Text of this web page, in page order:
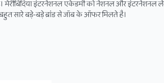
इंटरनेशनल एकेडमी को नेशनल और इंटरनेशनल
सारे बड़े-बड़े ब्रांड से जॉब के ऑफर मिलते है।